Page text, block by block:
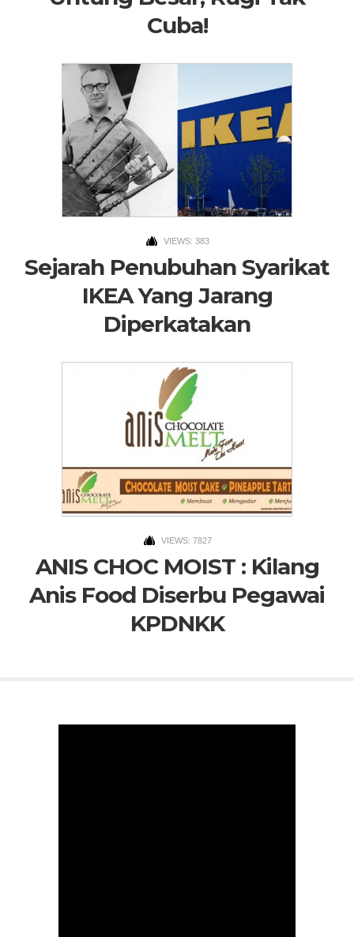
Cuba!
VIEWS: 383
Sejarah Penubuhan Syarikat
IKEA Yang Jarang
Diperkatakan
VIEWS: 7827
ANIS CHOC MOIST : Kilang
Anis Food Diserbu Pegawai
KPDNKK